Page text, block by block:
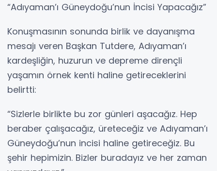
“Adıyaman’ı Güneydoğu’nun İncisi Yapacağız”
Konuşmasının sonunda birlik ve dayanışma
mesajı veren Başkan Tutdere, Adıyaman’ı
kardeşliğin, huzurun ve depreme dirençli
yaşamın örnek kenti haline getireceklerini
belirtti:
“Sizlerle birlikte bu zor günleri aşacağız. Hep
beraber çalışacağız, üreteceğiz ve Adıyaman’ı
Güneydoğu’nun incisi haline getireceğiz. Bu
şehir hepimizin. Bizler buradayız ve her zaman